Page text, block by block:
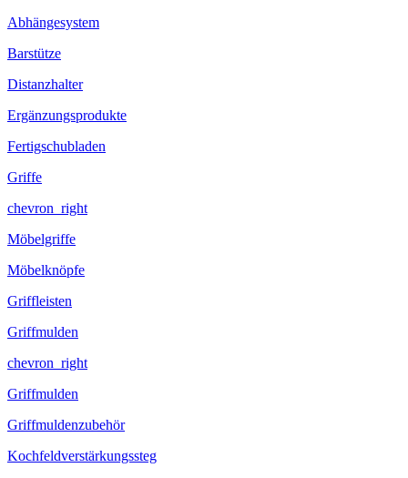
Abhängesystem
Barstütze
Distanzhalter
Ergänzungsprodukte
Fertigschubladen
Griffe
chevron_right
Möbelgriffe
Möbelknöpfe
Griffleisten
Griffmulden
chevron_right
Griffmulden
Griffmuldenzubehör
Kochfeldverstärkungssteg